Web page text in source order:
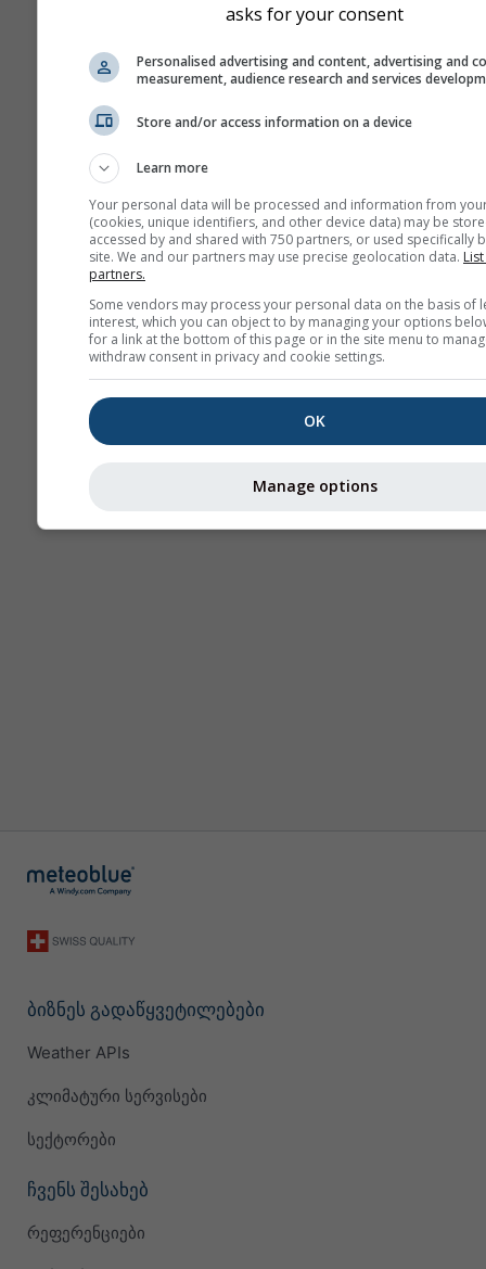
Try it for Basel
ბიზნეს გადაწყვეტილებები
Weather APIs
კლიმატური სერვისები
სექტორები
ჩვენს შესახებ
რეფერენციები
asks for your consent
Personalised advertising and content, advertising and
measurement, audience research and services
Store and/or access information on a device
Learn more
Your personal data will be processed and information from
(cookies, unique identifiers, and other device data) may be
accessed by and shared with 750 partners, or used specifically
site. We and our partners may use precise geolocation data.
partners.
Some vendors may process your personal data on the basis of
interest, which you can object to by managing your options
for a link at the bottom of this page or in the site menu to
withdraw consent in privacy and cookie settings.
OK
Manage options